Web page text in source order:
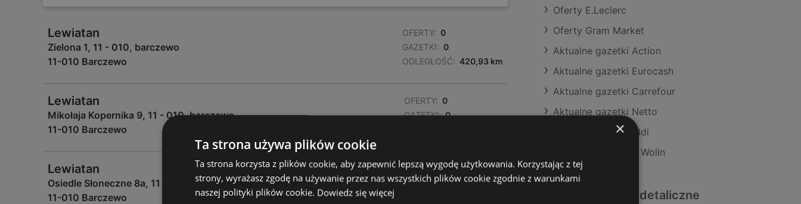
Lewiatan
Zielona 1, 11 - 010, barczewo
11-010 Barczewo
OFERTY: 0
GAZETKI: 0
ODLEGŁOŚĆ: 420,93 km
Lewiatan
Mikołaja Kopernika 9, 11 - 010, barczewo
11-010 Barczewo
OFERTY: 0
GAZETKI: 0
Lewiatan
Osiedle Słoneczne 8a, 11 - 010, barczewo
11-010 Barczewo
OFERTY: 0
GAZETKI: 0
Oferty E.Leclerc
Oferty Gram Market
Aktualne gazetki Action
Aktualne gazetki Eurocash
Aktualne gazetki Carrefour
Aktualne gazetki Netto
Aktualne gazetki Aldi
Sklepy Lewiatan w Wolin
Podobne sklepy detaliczne
×
Ta strona używa plików cookie
Ta strona korzysta z plików cookie, aby zapewnić lepszą wygodę użytkowania. Korzystając z tej
strony, wyrażasz zgodę na używanie przez nas wszystkich plików cookie zgodnie z warunkami
naszej polityki plików cookie. Dowiedz się więcej